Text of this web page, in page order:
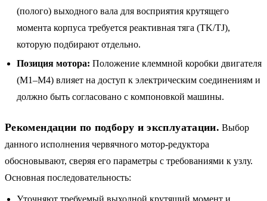
(полого) выходного вала для восприятия крутящего
момента корпуса требуется реактивная тяга (TK/TJ),
которую подбирают отдельно.
Позиция мотора: Положение клеммной коробки двигателя
(M1–M4) влияет на доступ к электрическим соединениям и
должно быть согласовано с компоновкой машины.
Рекомендации по подбору и эксплуатации. Выбор
данного исполнения червячного мотор-редуктора
обосновывают, сверяя его параметры с требованиями к узлу.
Основная последовательность:
Уточняют требуемый выходной крутящий момент и